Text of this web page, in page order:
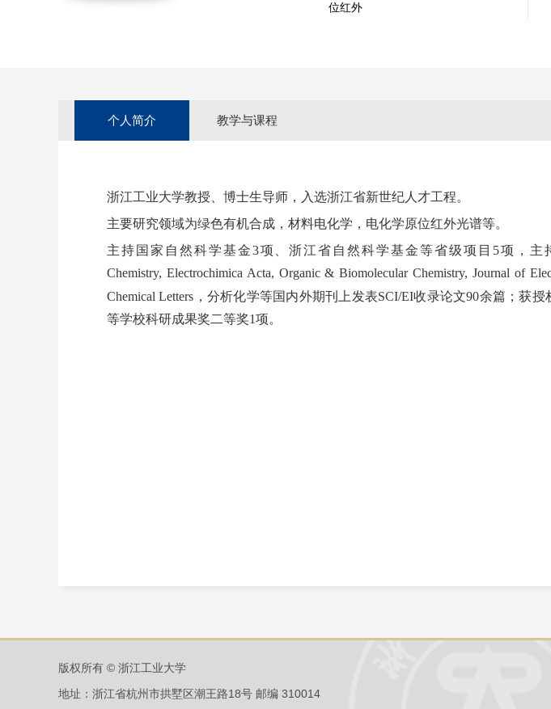
位红外
个人简介 教学与课程
浙江工业大学教授、博士生导师，入选浙江省新世纪人才工程。
主要研究领域为绿色有机合成，材料电化学，电化学原位红外光谱等。
主持国家自然科学基金3项、浙江省自然科学基金等省级项目 5项，主
Chemistry, Electrochimica Acta, Organic & Biomolecular Chemistry, Journal of
Chemical Letters ，分析化学等国内外期刊上发表SCI/EI收录论文90余篇；获授
等学校科研成果奖二等奖1项。
版权所有 © 浙江工业大学
地址：浙江省杭州市拱墅区潮王路18号 邮编 310014